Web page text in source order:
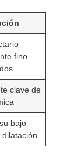
fino
clave de
bajo